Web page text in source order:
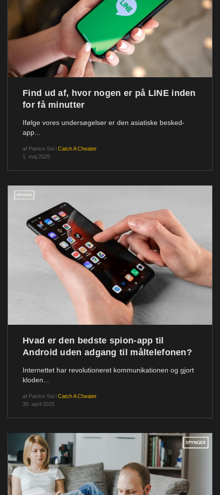
Find ud af, hvor nogen er på LINE inden
for få minutter
Ifølge vores undersøgelser er den asiatiske besked-
app...
af Patrice Sol i Catch A Cheater
1. maj 2025
Hvad er den bedste spion-app til
Android uden adgang til måltelefonen?
Internettet har revolutioneret kommunikationen og gjort
kloden...
af Patrice Sol i Catch A Cheater
30. april 2025